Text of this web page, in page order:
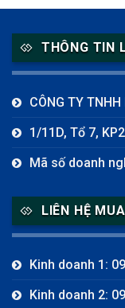
THÔNG TIN
CÔNG TY
1/11D, Tổ 7,
Mã số doanh
LIÊN HỆ
Kinh doanh 1:
Kinh doanh 2: